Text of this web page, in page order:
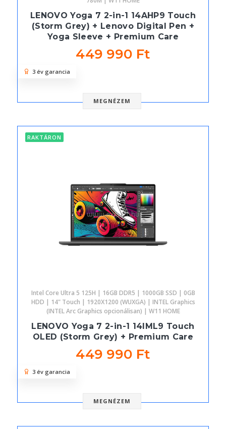
LENOVO Yoga 7 2-in-1 14AHP9 Touch
(Storm Grey) + Lenovo Digital Pen +
Yoga Sleeve + Premium Care
449 990 Ft
MEGNÉZEM
3 év garancia
RAKTÁRON
Intel Core Ultra 5 125H | 16GB DDR5 | 1000GB SSD | 0GB
HDD | 14" Touch | 1920X1200 (WUXGA) | INTEL Graphics
(INTEL Arc Graphics opcionálisan) | W11 HOME
LENOVO Yoga 7 2-in-1 14IML9 Touch
OLED (Storm Grey) + Premium Care
449 990 Ft
MEGNÉZEM
3 év garancia